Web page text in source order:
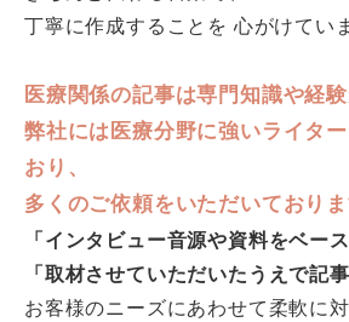
丁寧に作成することを 心がけてい
医療関係の記事は専門知識や経験
弊社には医療分野に強いライタ
おり、
多くのご依頼をいただいておりま
「インタビュー音源や資料をベー
「取材させていただいたうえで記事
お客様のニーズにあわせて柔軟に対